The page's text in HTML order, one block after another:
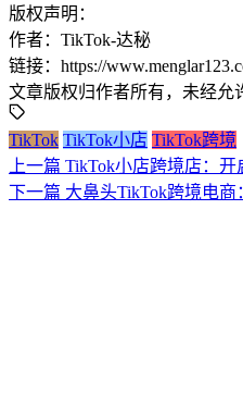
版权声明：
作者：TikTok-达秘
链接：https://
文章版权归作者所有，未经允
TikTok TikTok小店 TikTok跨境
上一篇 TikTok小店跨境店：
下一篇 大鼻头TikTok跨境电